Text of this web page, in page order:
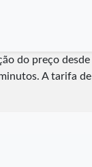
do preço desde
A tarifa de